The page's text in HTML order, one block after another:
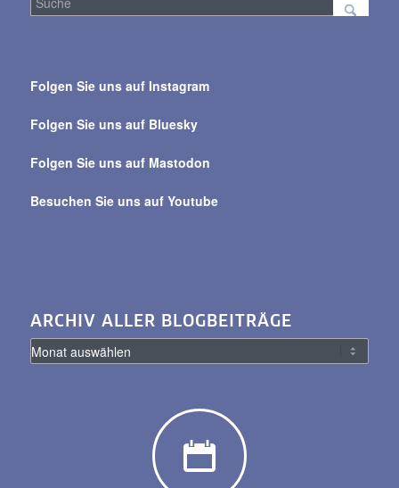
alle
Folgen Sie uns auf Instagram
Folgen Sie uns auf Bluesky
Folgen Sie uns auf Mastodon
Besuchen Sie uns auf Youtube
ARCHIV ALLER BLOGBEITRÄGE